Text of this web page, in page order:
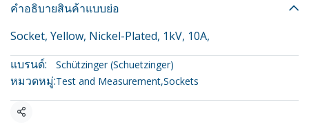
คำอธิบายสินค้าแบบย่อ
Socket, Yellow, Nickel-Plated, 1kV, 10A,
แบรนด์:
Schützinger (Schuetzinger)
หมวดหมู่:Test and Measurement,Sockets
แชร์